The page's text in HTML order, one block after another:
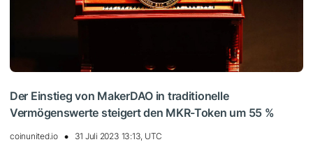
Der Einstieg von MakerDAO in traditionelle
Vermögenswerte steigert den MKR-Token um 55 %
coinunited.io 31 Juli 2023 13:13, UTC